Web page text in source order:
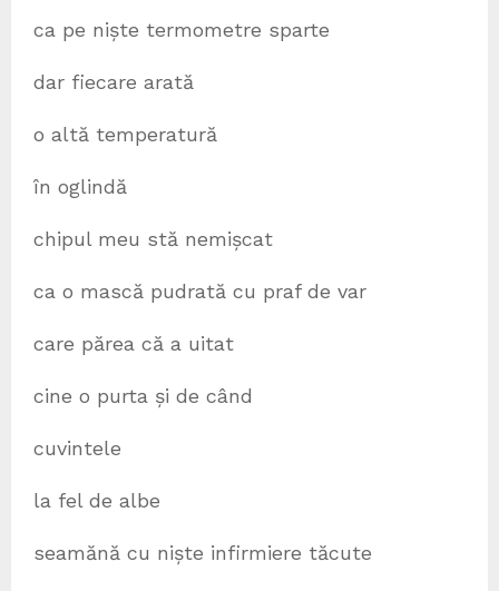
ca pe niște termometre sparte
dar fiecare arată
o altă temperatură
în oglindă
chipul meu stă nemișcat
ca o mască pudrată cu praf de var
care părea că a uitat
cine o purta și de când
cuvintele
la fel de albe
seamănă cu niște infirmiere tăcute